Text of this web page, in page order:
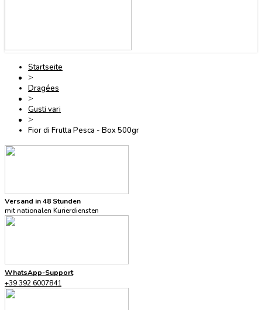
Startseite
>
Dragées
>
Gusti vari
>
Fior di Frutta Pesca - Box 500gr
Versand in 48 Stunden
mit nationalen Kurierdiensten
WhatsApp-Support
+39 392 6007841